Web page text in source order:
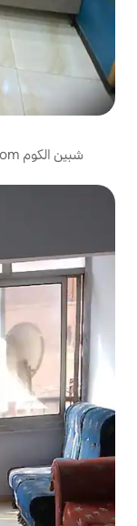
Apartment Shebin al-kom Shebeen El-kom شبين الكوم